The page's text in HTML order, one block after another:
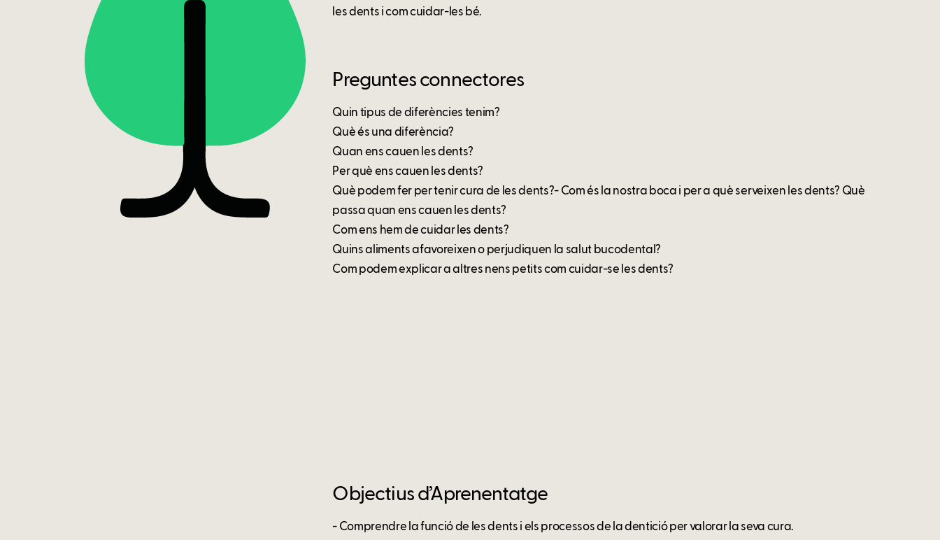
les dents i com cuidar-les bé.
Preguntes connectores
Quin tipus de diferències tenim?
Què és una diferència?
Quan ens cauen les dents?
Per què ens cauen les dents?
Què podem fer per tenir cura de les dents?- Com és la nostra boca i per a què serveixen les dents? Què
passa quan ens cauen les dents?
Com ens hem de cuidar les dents?
Quins aliments afavoreixen o perjudiquen la salut bucodental?
Com podem explicar a altres nens petits com cuidar-se les dents?
Objectius d’Aprenentatge
- Comprendre la funció de les dents i els processos de la dentició per valorar la seva cura.